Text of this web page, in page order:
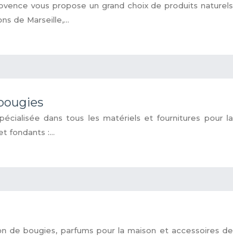
vous propose un grand choix de produits naturels
de Marseille,...
dans tous les matériels et fournitures pour la
fondants :...
de bougies, parfums pour la maison et accessoires de